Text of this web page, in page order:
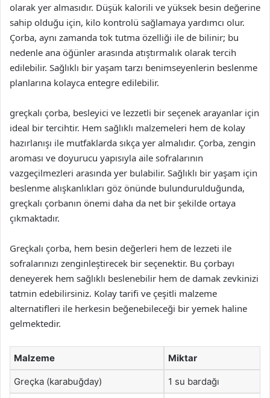
olarak yer almasıdır. Düşük kalorili ve yüksek besin değerine
sahip olduğu için, kilo kontrolü sağlamaya yardımcı olur.
Çorba, aynı zamanda tok tutma özelliği ile de bilinir; bu
nedenle ana öğünler arasında atıştırmalık olarak tercih
edilebilir. Sağlıklı bir yaşam tarzı benimseyenlerin beslenme
planlarına kolayca entegre edilebilir.
greçkalı çorba, besleyici ve lezzetli bir seçenek arayanlar için
ideal bir tercihtir. Hem sağlıklı malzemeleri hem de kolay
hazırlanışı ile mutfaklarda sıkça yer almalıdır. Çorba, zengin
aroması ve doyurucu yapısıyla aile sofralarının
vazgeçilmezleri arasında yer bulabilir. Sağlıklı bir yaşam için
beslenme alışkanlıkları göz önünde bulundurulduğunda,
greçkalı çorbanın önemi daha da net bir şekilde ortaya
çıkmaktadır.
Greçkalı çorba, hem besin değerleri hem de lezzeti ile
sofralarınızı zenginleştirecek bir seçenektir. Bu çorbayı
deneyerek hem sağlıklı beslenebilir hem de damak zevkinizi
tatmin edebilirsiniz. Kolay tarifi ve çeşitli malzeme
alternatifleri ile herkesin beğenebileceği bir yemek haline
gelmektedir.
Malzeme Miktar
Greçka (karabuğday) 1 su bardağı